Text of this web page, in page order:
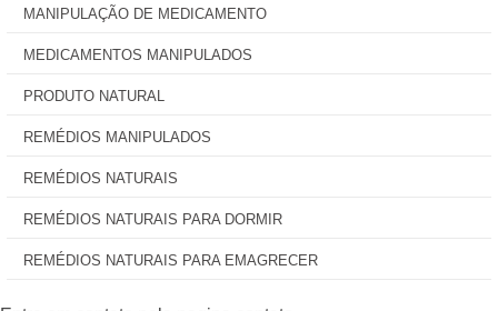
MANIPULAÇÃO DE MEDICAMENTO
MEDICAMENTOS MANIPULADOS
PRODUTO NATURAL
REMÉDIOS MANIPULADOS
REMÉDIOS NATURAIS
REMÉDIOS NATURAIS PARA DORMIR
REMÉDIOS NATURAIS PARA EMAGRECER